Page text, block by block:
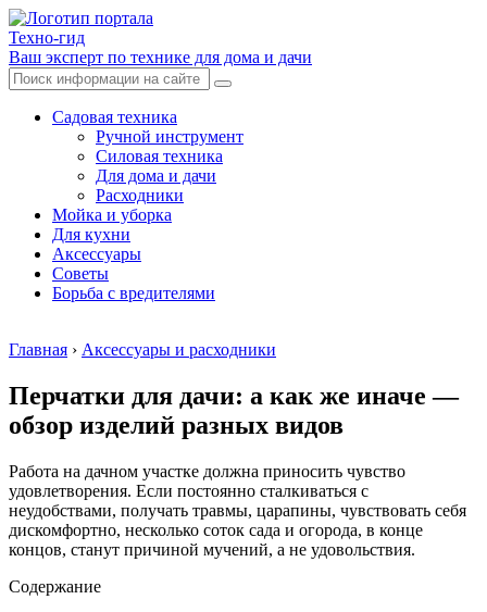
Техно-гид
Ваш эксперт по технике для дома и дачи
Садовая техника
Ручной инструмент
Силовая техника
Для дома и дачи
Расходники
Мойка и уборка
Для кухни
Аксессуары
Советы
Борьба с вредителями
Главная › Аксессуары и расходники
Перчатки для дачи: а как же иначе —
обзор изделий разных видов
Работа на дачном участке должна приносить чувство
удовлетворения. Если постоянно сталкиваться с
неудобствами, получать травмы, царапины, чувствовать себя
дискомфортно, несколько соток сада и огорода, в конце
концов, станут причиной мучений, а не удовольствия.
Содержание